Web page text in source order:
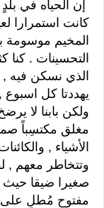
إن الحياه في
كانت استمرارا
المخيم موسومة
التحسينات . كنا
الذي نسكن فيه ,
يهددتا كل اسبوع
ولكن بابنا لا
مغلق مكتسِباً
الأشياء ,
وتتخاطر معهم ,
صغيرا ضيقا حيث
مفتوح مُطلٍ على